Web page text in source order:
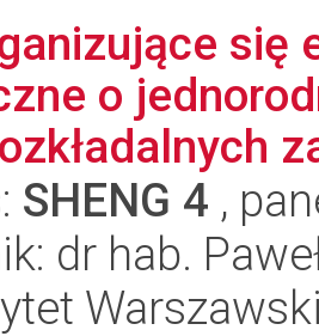
się
o
SHENG 4 ,
dr hab.